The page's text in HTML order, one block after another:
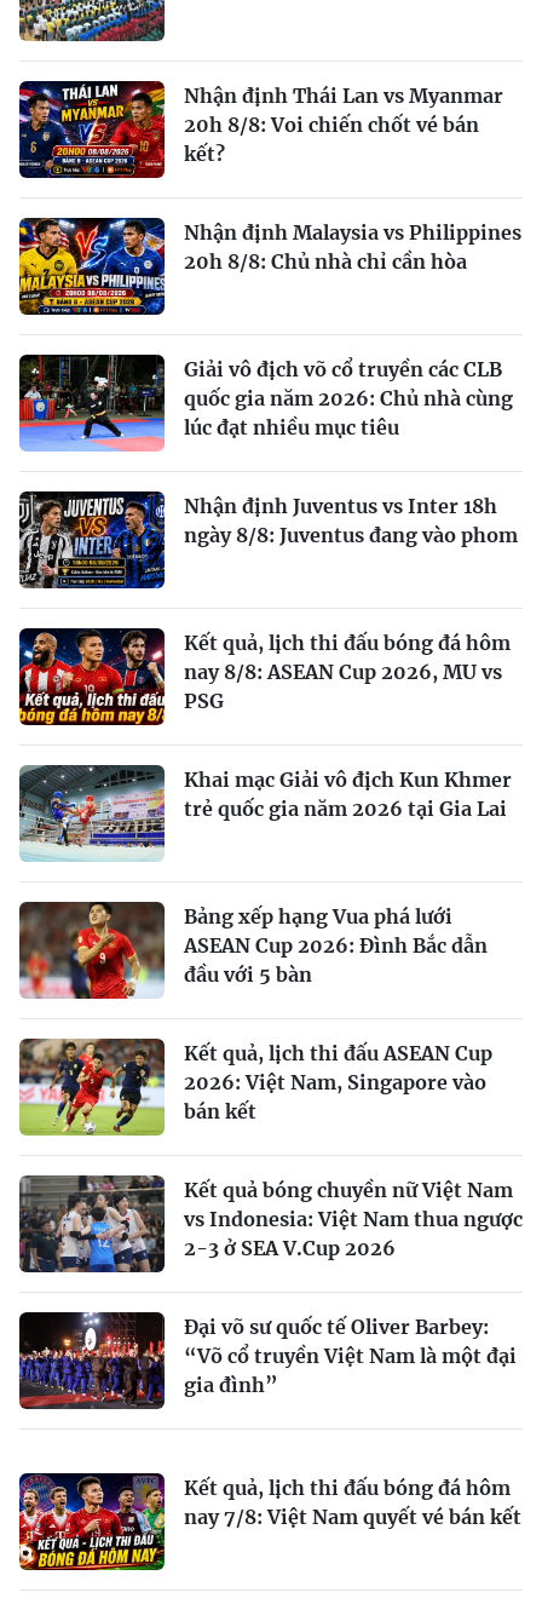
Nhận định Thái Lan vs Myanmar
20h 8/8: Voi chiến chốt vé bán
kết?
Nhận định Malaysia vs Philippines
20h 8/8: Chủ nhà chỉ cần hòa
Giải vô địch võ cổ truyền các CLB
quốc gia năm 2026: Chủ nhà cùng
lúc đạt nhiều mục tiêu
Nhận định Juventus vs Inter 18h
ngày 8/8: Juventus đang vào phom
Kết quả, lịch thi đấu bóng đá hôm
nay 8/8: ASEAN Cup 2026, MU vs
PSG
Khai mạc Giải vô địch Kun Khmer
trẻ quốc gia năm 2026 tại Gia Lai
Bảng xếp hạng Vua phá lưới
ASEAN Cup 2026: Đình Bắc dẫn
đầu với 5 bàn
Kết quả, lịch thi đấu ASEAN Cup
2026: Việt Nam, Singapore vào
bán kết
Kết quả bóng chuyền nữ Việt Nam
vs Indonesia: Việt Nam thua ngược
2-3 ở SEA V.Cup 2026
Đại võ sư quốc tế Oliver Barbey:
“Võ cổ truyền Việt Nam là một đại
gia đình”
Kết quả, lịch thi đấu bóng đá hôm
nay 7/8: Việt Nam quyết vé bán kết